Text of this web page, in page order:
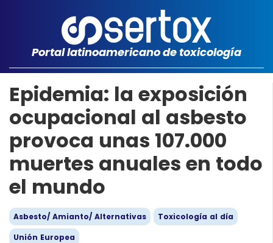
Portal latinoamericano de toxicología
Epidemia: la exposición
ocupacional al asbesto
provoca unas 107.000
muertes anuales en todo
el mundo
Asbesto/ Amianto/ Alternativas
Toxicología al día
Unión Europea